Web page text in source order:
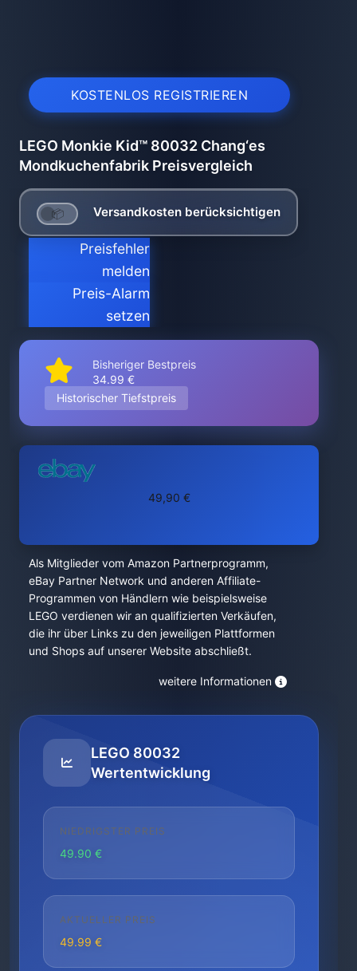
KOSTENLOS REGISTRIEREN
LEGO Monkie Kid™ 80032 Chang‘es
Mondkuchenfabrik Preisvergleich
Versandkosten berücksichtigen
Preisfehler
melden
Preis-Alarm
setzen
Bisheriger Bestpreis
34.99 €
Historischer Tiefstpreis
49,90 €
Als Mitglieder vom Amazon Partnerprogramm,
eBay Partner Network und anderen Affiliate-
Programmen von Händlern wie beispielsweise
LEGO verdienen wir an qualifizierten Verkäufen,
die ihr über Links zu den jeweiligen Plattformen
und Shops auf unserer Website abschließt.
weitere Informationen
LEGO 80032
Wertentwicklung
NIEDRIGSTER PREIS
49.90 €
AKTUELLER PREIS
49.99 €